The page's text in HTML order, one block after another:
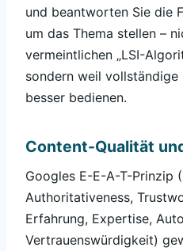
und beantworten Sie die
um das Thema stellen –
vermeintlichen „LSI-
sondern weil vollständige
besser bedienen.
Content-Qualität
Googles E-E-A-T-Prinzip
Authoritativeness,
Erfahrung, Expertise,
Vertrauenswürdigkeit)